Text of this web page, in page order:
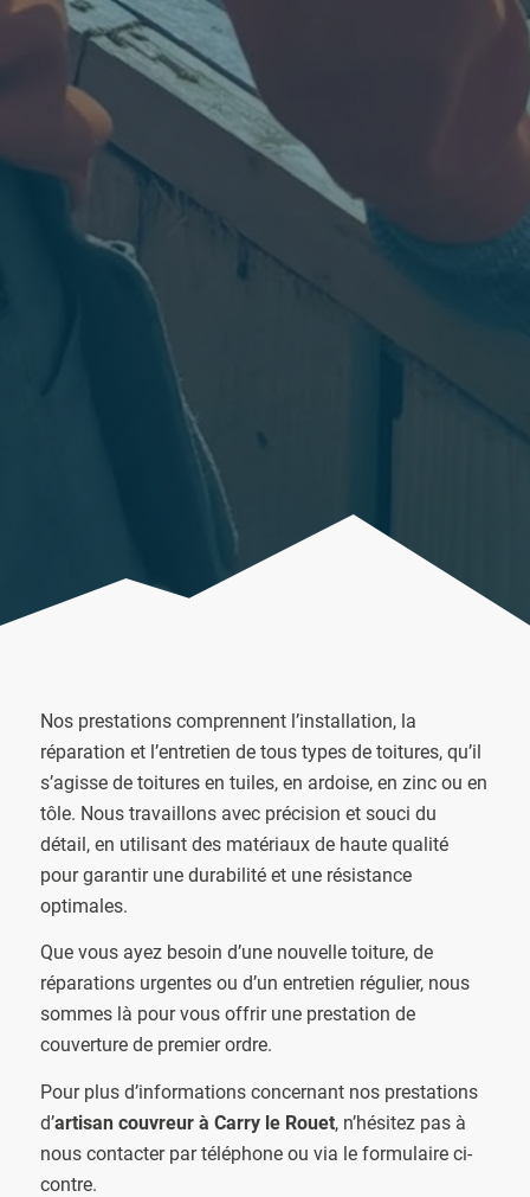
Nos prestations comprennent l’installation, la
réparation et l’entretien de tous types de toitures, qu’il
s’agisse de toitures en tuiles, en ardoise, en zinc ou en
tôle. Nous travaillons avec précision et souci du
détail, en utilisant des matériaux de haute qualité
pour garantir une durabilité et une résistance
optimales.
Que vous ayez besoin d’une nouvelle toiture, de
réparations urgentes ou d’un entretien régulier, nous
sommes là pour vous offrir une prestation de
couverture de premier ordre.
Pour plus d’informations concernant nos prestations
d’artisan couvreur à Carry le Rouet, n’hésitez pas à
nous contacter par téléphone ou via le formulaire ci-
contre.